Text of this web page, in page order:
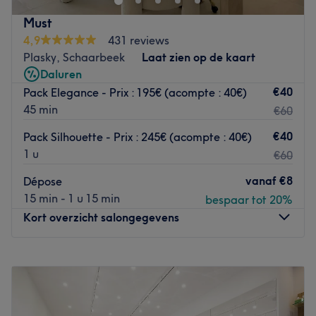
optimum health. Our revolutionary approach for your skin
and nail care assure an accurate analysis of your specific
requirements before a treatment begins.
Must
4,9
431 reviews
Plasky, Schaarbeek
Laat zien op de kaart
Daluren
Pack Elegance - Prix : 195€ (acompte : 40€)
45 min
€40
€60
Pack Silhouette - Prix : 245€ (acompte : 40€)
1 u
€40
€60
Dépose
15 min - 1 u 15 min
vanaf €8
bespaar tot 20%
Kort overzicht salongegevens
– 19:30